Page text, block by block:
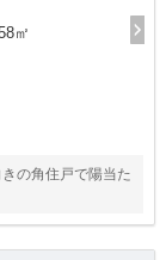
㎡
の角住戸で陽当た